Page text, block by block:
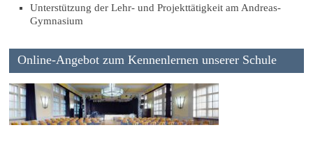
Unterstützung der Lehr- und Projekttätigkeit am Andreas-
Gymnasium
Online-Angebot zum Kennenlernen unserer Schule